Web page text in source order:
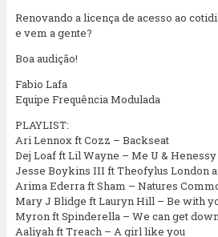
Renovando a licença de acesso ao
e vem a gente?
Boa audição!
Fabio Lafa
Equipe Frequência Modulada
PLAYLIST:
Ari Lennox ft Cozz – Backseat
Dej Loaf ft Lil Wayne – Me U & Henessy
Jesse Boykins III ft Theofylus London
Arima Ederra ft Sham – Natures
Mary J Blidge ft Lauryn Hill – Be with
Myron ft Spinderella – We can get
Aaliyah ft Treach – A girl like you